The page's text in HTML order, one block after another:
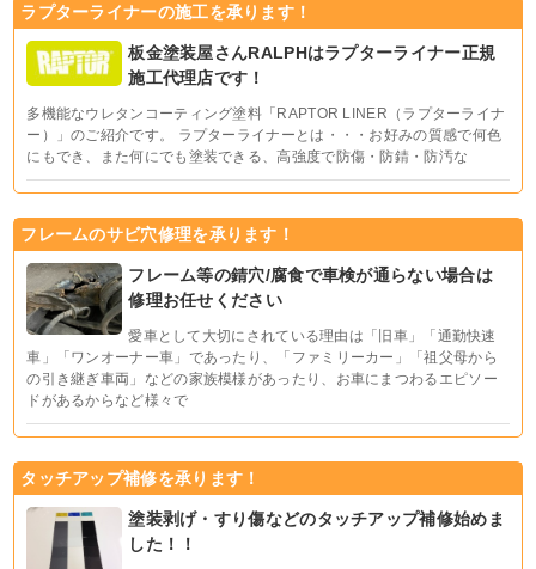
ラプターライナーの施工を承ります！
板金塗装屋さんRALPHはラプターライナー正規
施工代理店です！
多機能なウレタンコーティング塗料「RAPTOR LINER（ラプターライナ
ー）」のご紹介です。 ラプターライナーとは・・・お好みの質感で何色
にもでき、また何にでも塗装できる、高強度で防傷・防錆・防汚な
フレームのサビ穴修理を承ります！
フレーム等の錆穴/腐食で車検が通らない場合は
修理お任せください
愛車として大切にされている理由は「旧車」「通勤快速
車」「ワンオーナー車」であったり、「ファミリーカー」「祖父母から
の引き継ぎ車両」などの家族模様があったり、お車にまつわるエピソー
ドがあるからなど様々で
タッチアップ補修を承ります！
塗装剥げ・すり傷などのタッチアップ補修始めま
した！！